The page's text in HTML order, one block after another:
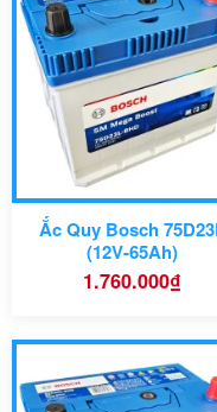
Ắc Quy Bosch
(12V-65Ah)
1.760.000₫
Kích thước: 259 x 175 x
221 mm